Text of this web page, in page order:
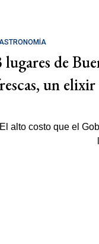
lugares de
un